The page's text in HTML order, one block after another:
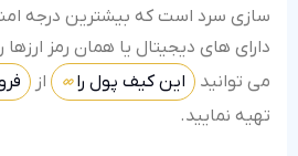
سازی سرد است که بیشترین درجه
دارای های دیجیتال یا همان رمز ارزها
می توانید این کیف پول را از
تهیه نمایید.